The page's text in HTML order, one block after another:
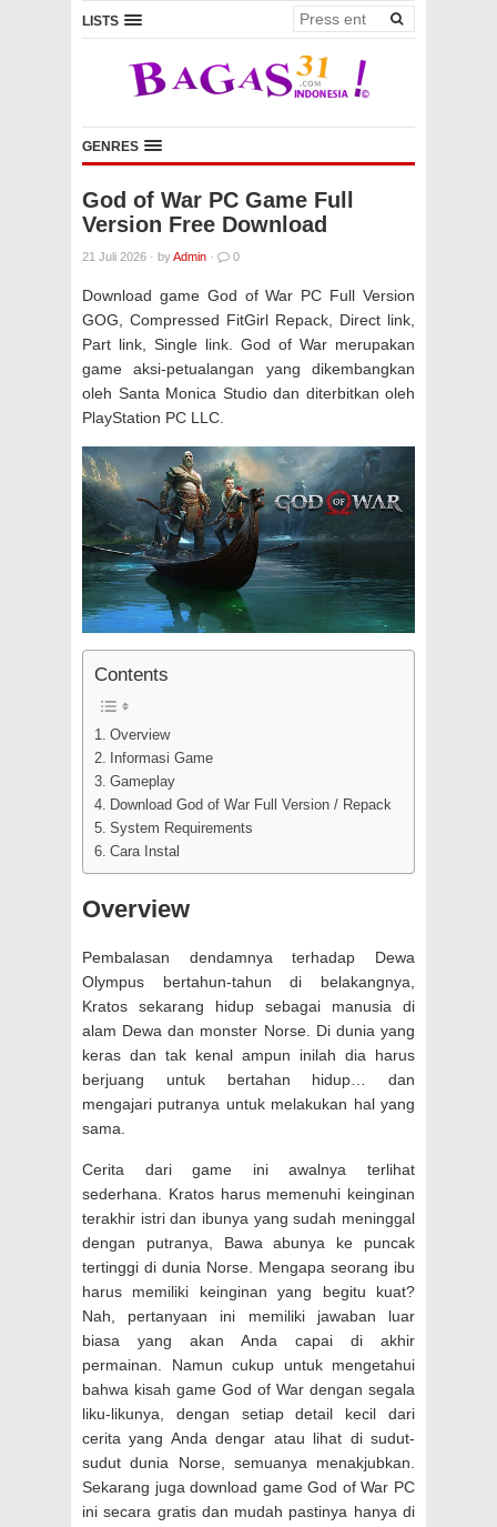
LISTS
GENRES
God of War PC Game Full
Version Free Download
21 Juli 2026 · byAdmin · 0
Download game God of War PC Full Version
GOG, Compressed FitGirl Repack, Direct link,
Part link, Single link. God of War merupakan
game aksi-petualangan yang dikembangkan
oleh Santa Monica Studio dan diterbitkan oleh
PlayStation PC LLC.
Contents
Overview
Informasi Game
Gameplay
Download God of War Full Version / Repack
System Requirements
Cara Instal
Overview
Pembalasan dendamnya terhadap Dewa
Olympus bertahun-tahun di belakangnya,
Kratos sekarang hidup sebagai manusia di
alam Dewa dan monster Norse. Di dunia yang
keras dan tak kenal ampun inilah dia harus
berjuang untuk bertahan hidup… dan
mengajari putranya untuk melakukan hal yang
sama.
Cerita dari game ini awalnya terlihat
sederhana. Kratos harus memenuhi keinginan
terakhir istri dan ibunya yang sudah meninggal
dengan putranya, Bawa abunya ke puncak
tertinggi di dunia Norse. Mengapa seorang ibu
harus memiliki keinginan yang begitu kuat?
Nah, pertanyaan ini memiliki jawaban luar
biasa yang akan Anda capai di akhir
permainan. Namun cukup untuk mengetahui
bahwa kisah game God of War dengan segala
liku-likunya, dengan setiap detail kecil dari
cerita yang Anda dengar atau lihat di sudut-
sudut dunia Norse, semuanya menakjubkan.
Sekarang juga download game God of War PC
ini secara gratis dan mudah pastinya hanya di